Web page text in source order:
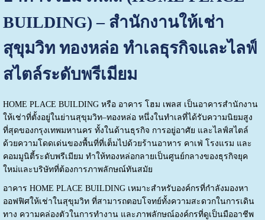
BUILDING) – สำนักงานให้เช่า
สุขุมวิท ทองหล่อ ทำเลธุรกิจและไลฟ์
สไตล์ระดับพรีเมียม
HOME PLACE BUILDING หรือ อาคาร โฮม เพลส เป็นอาคารสำนักงาน
ให้เช่าที่ตั้งอยู่ในย่านสุขุมวิท–ทองหล่อ หนึ่งในทำเลที่ได้รับความนิยมสูง
ที่สุดของกรุงเทพมหานคร ทั้งในด้านธุรกิจ การอยู่อาศัย และไลฟ์สไตล์
ด้วยความโดดเด่นของพื้นที่ที่เต็มไปด้วยร้านอาหาร คาเฟ่ โรงแรม และ
คอมมูนิตี้ระดับพรีเมียม ทำให้ทองหล่อกลายเป็นศูนย์กลางของธุรกิจยุค
ใหม่และบริษัทที่ต้องการภาพลักษณ์ทันสมัย
อาคาร HOME PLACE BUILDING เหมาะสำหรับองค์กรที่กำลังมองหา
ออฟฟิศให้เช่าในสุขุมวิท ที่สามารถตอบโจทย์ทั้งความสะดวกในการเดิน
ทาง ความคล่องตัวในการทำงาน และภาพลักษณ์องค์กรที่ดูเป็นมืออาชีพ